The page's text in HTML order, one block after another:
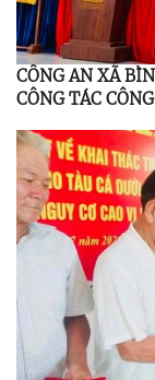
CÔNG AN XÃ
CÔNG TÁC